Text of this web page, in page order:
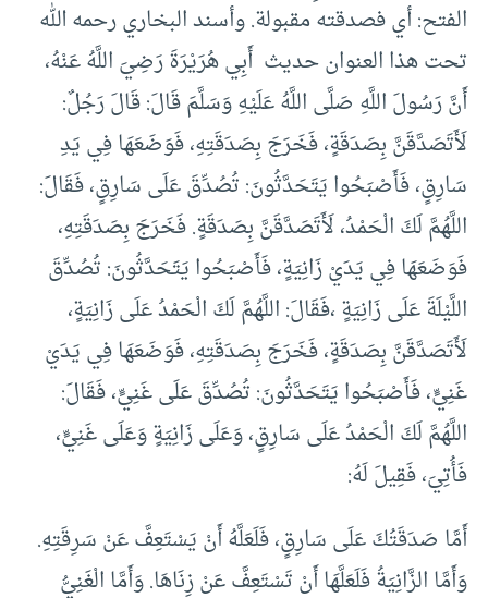
الفتح: أي فصدقته مقبولة. وأسند البخاري رحمه الله
تحت هذا العنوان حديث أَبِي هُرَيْرَةَ رَضِيَ اللَّهُ عَنْهُ،
أَنَّ رَسُولَ اللَّهِ صَلَّى اللَّهُ عَلَيْهِ وَسَلَّمَ قَالَ: قَالَ رَجُلٌ:
لَأَتَصَدَّقَنَّ بِصَدَقَةٍ، فَخَرَجَ بِصَدَقَتِهِ، فَوَضَعَهَا فِي يَدِ
سَارِقٍ، فَأَصْبَحُوا يَتَحَدَّثُونَ: تُصُدِّقَ عَلَى سَارِقٍ، فَقَالَ:
اللَّهُمَّ لَكَ الْحَمْدُ، لَأَتَصَدَّقَنَّ بِصَدَقَةٍ. فَخَرَجَ بِصَدَقَتِهِ،
فَوَضَعَهَا فِي يَدَيْ زَانِيَةٍ، فَأَصْبَحُوا يَتَحَدَّثُونَ: تُصُدِّقَ
اللَّيْلَةَ عَلَى زَانِيَةٍ ،فَقَالَ: اللَّهُمَّ لَكَ الْحَمْدُ عَلَى زَانِيَةٍ،
لَأَتَصَدَّقَنَّ بِصَدَقَةٍ، فَخَرَجَ بِصَدَقَتِهِ، فَوَضَعَهَا فِي يَدَيْ
غَنِيٍّ، فَأَصْبَحُوا يَتَحَدَّثُونَ: تُصُدِّقَ عَلَى غَنِيٍّ، فَقَالَ:
اللَّهُمَّ لَكَ الْحَمْدُ عَلَى سَارِقٍ، وَعَلَى زَانِيَةٍ وَعَلَى غَنِيٍّ،
فَأُتِيَ، فَقِيلَ لَهُ:
أَمَّا صَدَقَتُكَ عَلَى سَارِقٍ، فَلَعَلَّهُ أَنْ يَسْتَعِفَّ عَنْ سَرِقَتِهِ.
وَأَمَّا الزَّانِيَةُ فَلَعَلَّهَا أَنْ تَسْتَعِفَّ عَنْ زِنَاهَا. وَأَمَّا الْغَنِيُّ